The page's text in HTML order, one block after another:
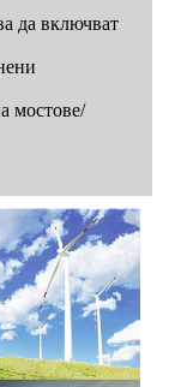
да включват
мостове/